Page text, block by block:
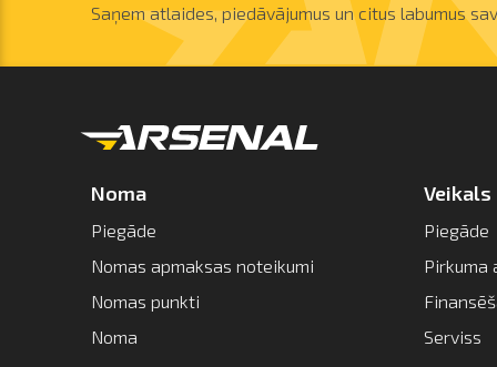
Saņem atlaides, piedāvājumus un citus labumus
Noma
Piegāde
Nomas apmaksas noteikumi
Nomas punkti
Noma
Veikals
Piegāde
Pirkuma
Serviss